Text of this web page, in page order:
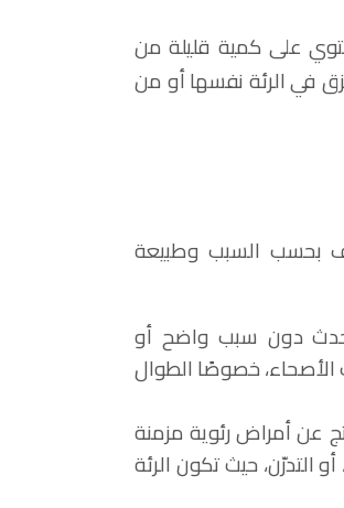
على كمية قليلة من
في الرئة نفسها أو من
بحسب السبب وطبيعة
دون سبب واضح أو
خصوصًا الطوال
عن أمراض رئوية مزمنة
التدرّن، حيث تكون الرئة